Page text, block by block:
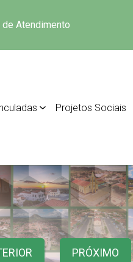
de Atendimento
Projetos Sociais
PRÓXIMO